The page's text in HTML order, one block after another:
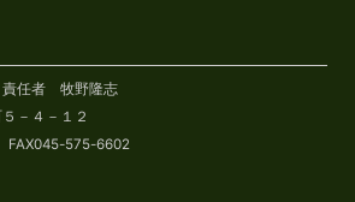
任者 牧野隆志
－４－１２
575-6602